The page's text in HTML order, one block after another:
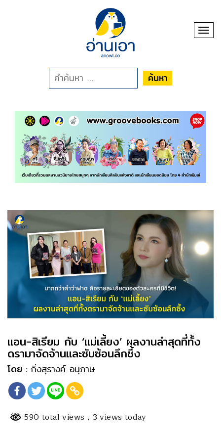
ค้นหา
แอน-สิเรียม กับ ‘แม่เลี้ยง’ ผลงานล่าสุดที่ทั้ง
ดรามาจัดจ้านและซับซ้อนลึกซึ้ง
โดย : กิ่งสุรางค์ อนุภาษ
590 total views , 3 views today